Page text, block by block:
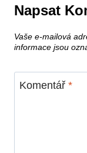
Napsat
Vaše e-mailová
informace jsou
Komentář *